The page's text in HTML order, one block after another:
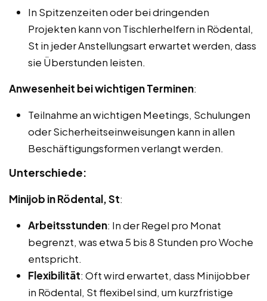
In Spitzenzeiten oder bei dringenden
Projekten kann von Tischlerhelfern in Rödental,
St in jeder Anstellungsart erwartet werden, dass
sie Überstunden leisten.
Anwesenheit bei wichtigen Terminen:
Teilnahme an wichtigen Meetings, Schulungen
oder Sicherheitseinweisungen kann in allen
Beschäftigungsformen verlangt werden.
Unterschiede:
Minijob in Rödental, St:
Arbeitsstunden: In der Regel pro Monat
begrenzt, was etwa 5 bis 8 Stunden pro Woche
entspricht.
Flexibilität: Oft wird erwartet, dass Minijobber
in Rödental, St flexibel sind, um kurzfristige